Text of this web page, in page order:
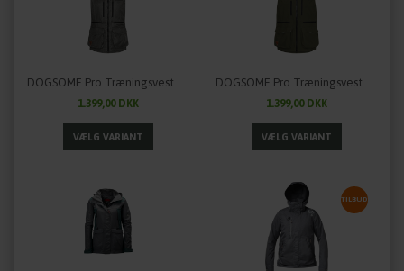
DOGSOME Pro Træningsvest til damer
1.399,00 DKK
DOGSOME Pro Træningsvest til herrer
1.399,00 DKK
TILBUD